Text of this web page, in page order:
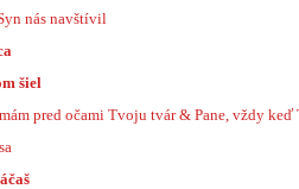
nás navštívil
šiel
pred očami Tvoju tvár & Pane, vždy